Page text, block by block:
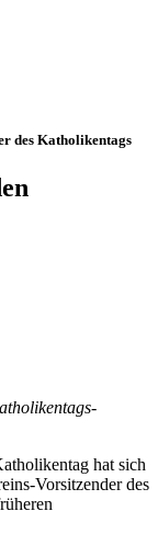
des Katholikentags
hat sich
Vorsitzender des